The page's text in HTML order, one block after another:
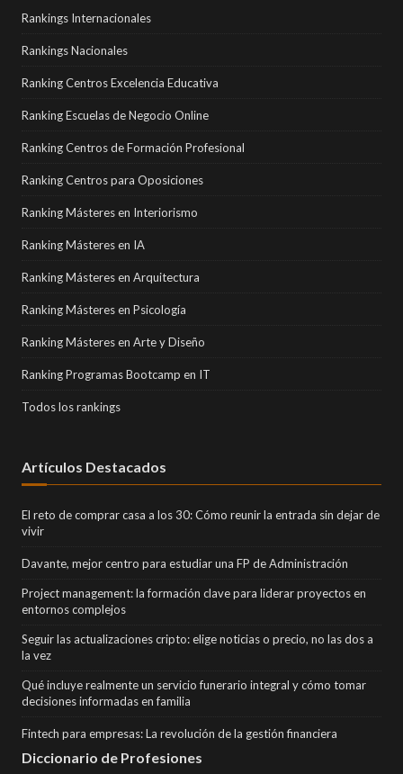
Rankings Internacionales
Rankings Nacionales
Ranking Centros Excelencia Educativa
Ranking Escuelas de Negocio Online
Ranking Centros de Formación Profesional
Ranking Centros para Oposiciones
Ranking Másteres en Interiorismo
Ranking Másteres en IA
Ranking Másteres en Arquitectura
Ranking Másteres en Psicología
Ranking Másteres en Arte y Diseño
Ranking Programas Bootcamp en IT
Todos los rankings
Artículos Destacados
El reto de comprar casa a los 30: Cómo reunir la entrada sin dejar de
vivir
Davante, mejor centro para estudiar una FP de Administración
Project management: la formación clave para liderar proyectos en
entornos complejos
Seguir las actualizaciones cripto: elige noticias o precio, no las dos a
la vez
Qué incluye realmente un servicio funerario integral y cómo tomar
decisiones informadas en familia
Fintech para empresas: La revolución de la gestión financiera
Diccionario de Profesiones